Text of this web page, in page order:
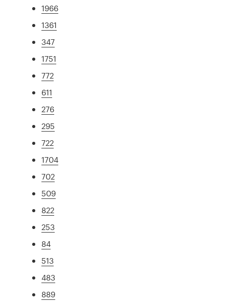
1966
1361
347
1751
772
611
276
295
722
1704
702
509
822
253
84
513
483
889